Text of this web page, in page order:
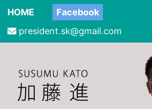
HOME
Facebook
president.sk@gmail.com